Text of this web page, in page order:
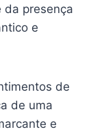
da presença
e
de
de uma
e